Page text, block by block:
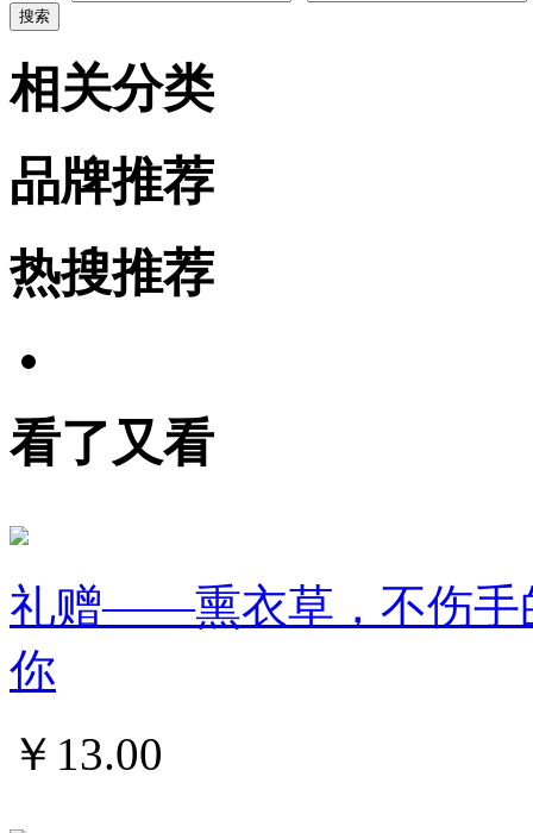
相关分类
品牌推荐
热搜推荐
看了又看
礼赠——熏衣草，不伤手
你
￥ 13.00